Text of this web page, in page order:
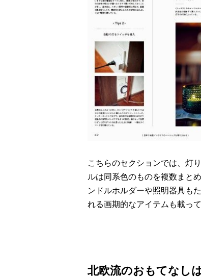
こちらのセクションでは、灯
ルは同系色のものを複数まと
ンドルホルダーや照明器具も
れる画期的なアイテムも載っ
北欧流のおもてなし